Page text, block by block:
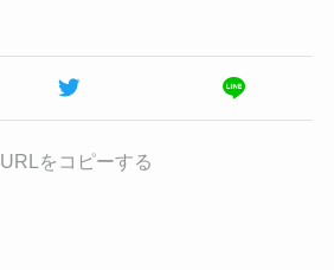
URLをコピーする